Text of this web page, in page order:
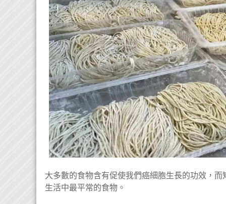
大多數的食物含有促使我們癌細胞生長的功效，
生活中最平常的食物。